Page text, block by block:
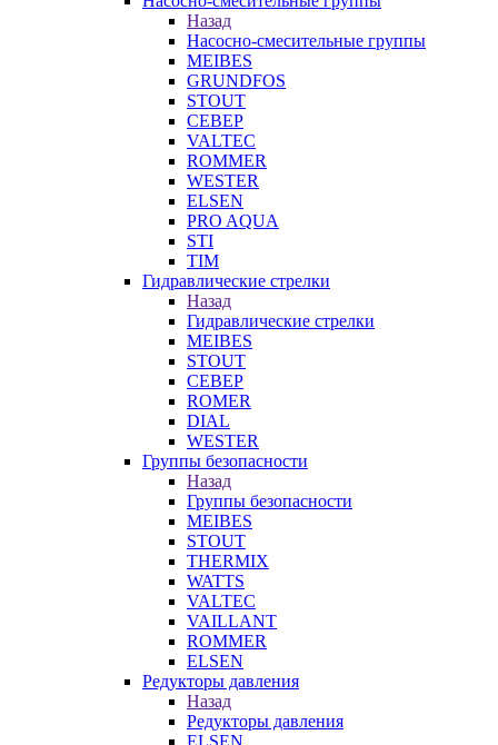
Назад
Насосно-смесительные группы
MEIBES
GRUNDFOS
STOUT
СЕВЕР
VALTEC
ROMMER
WESTER
ELSEN
PRO AQUA
STI
TIM
Гидравлические стрелки
Назад
Гидравлические стрелки
MEIBES
STOUT
СЕВЕР
ROMER
DIAL
WESTER
Группы безопасности
Назад
Группы безопасности
MEIBES
STOUT
THERMIX
WATTS
VALTEC
VAILLANT
ROMMER
ELSEN
Редукторы давления
Назад
Редукторы давления
ELSEN